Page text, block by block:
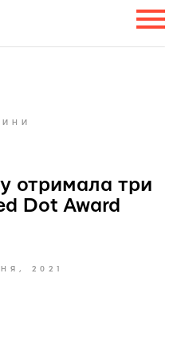
отримала три
Dot Award
2021